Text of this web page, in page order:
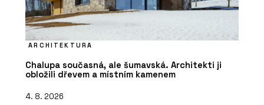
ARCHITEKTURA
Chalupa současná, ale šumavská. Architekti ji
obložili dřevem a místním kamenem
4. 8. 2026